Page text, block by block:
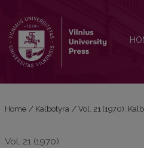
Home / Kalbotyra / Vol. 21 (1970):
Vol. 21 (1970)